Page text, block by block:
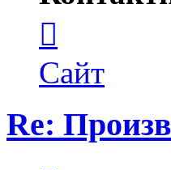
пользователя
Shadow
Сайт
Re: